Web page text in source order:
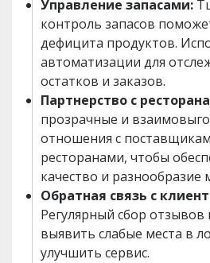
Управление запасами:
контроль запасов
дефицита продуктов.
автоматизации для
остатков и заказов.
Партнерство с
прозрачные и
отношения с
ресторанами, чтобы
качество и разнообразие
Обратная связь с
Регулярный сбор
выявить слабые места в
улучшить сервис.